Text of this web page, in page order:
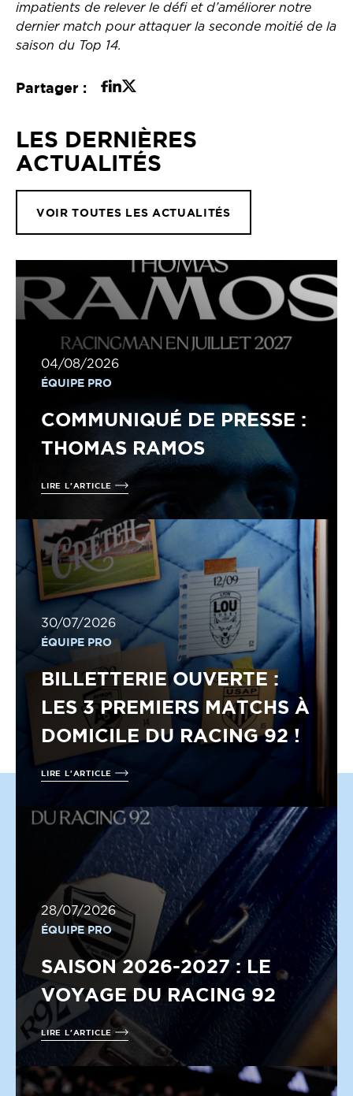
impatients de relever le défi et d’améliorer notre
dernier match pour attaquer la seconde moitié de la
saison du Top 14.
Partager :
LES DERNIÈRES
ACTUALITÉS
VOIR TOUTES LES ACTUALITÉS
04/08/2026
ÉQUIPE PRO
COMMUNIQUÉ DE PRESSE :
THOMAS RAMOS
LIRE L'ARTICLE
30/07/2026
ÉQUIPE PRO
BILLETTERIE OUVERTE :
LES 3 PREMIERS MATCHS À
DOMICILE DU RACING 92 !
LIRE L'ARTICLE
28/07/2026
ÉQUIPE PRO
SAISON 2026-2027 : LE
VOYAGE DU RACING 92
LIRE L'ARTICLE